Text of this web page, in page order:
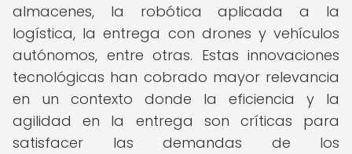
almacenes, la robótica aplicada a la
logística, la entrega con drones y vehículos
autónomos, entre otras. Estas innovaciones
tecnológicas han cobrado mayor relevancia
en un contexto donde la eficiencia y la
agilidad en la entrega son críticas para
satisfacer las demandas de los